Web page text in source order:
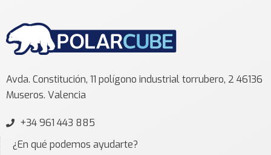
Avda. Constitución, 11 polígono industrial torrubero, 2 46136
Museros. Valencia
+34 961 443 885
¿En qué podemos ayudarte?